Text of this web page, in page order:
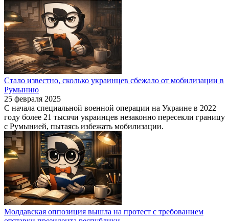
Стало известно, сколько украинцев сбежало от мобилизации в
Румынию
25 февраля 2025
С начала специальной военной операции на Украине в 2022
году более 21 тысячи украинцев незаконно пересекли границу
с Румынией, пытаясь избежать мобилизации.
Молдавская оппозиция вышла на протест с требованием